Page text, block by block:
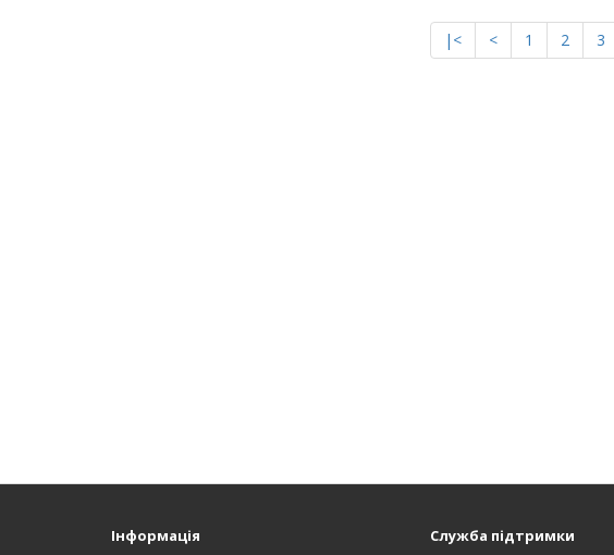
|< < 1 2 3
Інформація Служба підтримки